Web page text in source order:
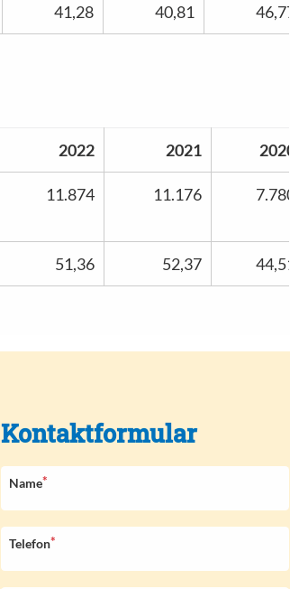
41,28 40,81 46,77
2022 2021 2020
11.874 11.176 7.780
51,36 52,37 44,51
Kontaktformular
P
i
Name*
P
Telefon*